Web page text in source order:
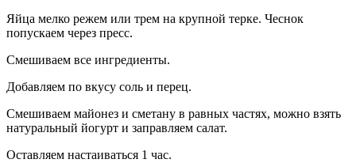
Яйца мелко режем или трем на крупной терке. Чеснок
попускаем через пресс.
Смешиваем все ингредиенты.
Добавляем по вкусу соль и перец.
Смешиваем майонез и сметану в равных частях, можно взять
натуральный йогурт и заправляем салат.
Оставляем настаиваться 1 час.